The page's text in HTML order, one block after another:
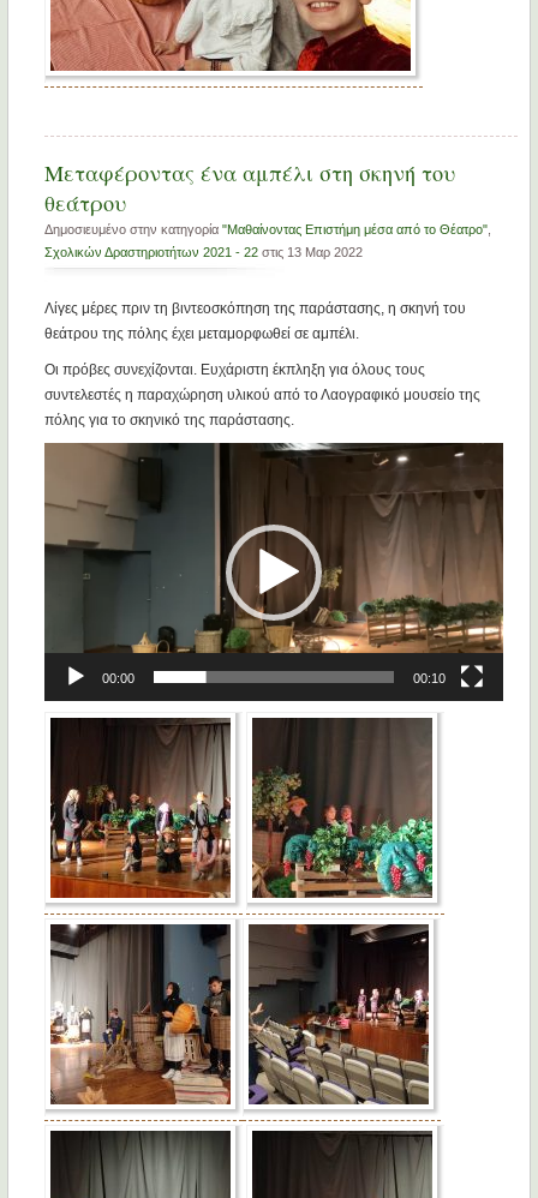
Μεταφέροντας ένα αμπέλι στη σκηνή του
θεάτρου
Δημοσιευμένο στην κατηγορία "Μαθαίνοντας Επιστήμη μέσα από το Θέατρο",
Σχολικών Δραστηριοτήτων 2021 - 22στις 13 Μαρ 2022
Λίγες μέρες πριν τη βιντεοσκόπηση της παράστασης, η σκηνή του
θεάτρου της πόλης έχει μεταμορφωθεί σε αμπέλι.
Οι πρόβες συνεχίζονται. Ευχάριστη έκπληξη για όλους τους
συντελεστές η παραχώρηση υλικού από το Λαογραφικό μουσείο της
πόλης για το σκηνικό της παράστασης.
Πρόγραμμα
Βίντεο
00:00 00:10